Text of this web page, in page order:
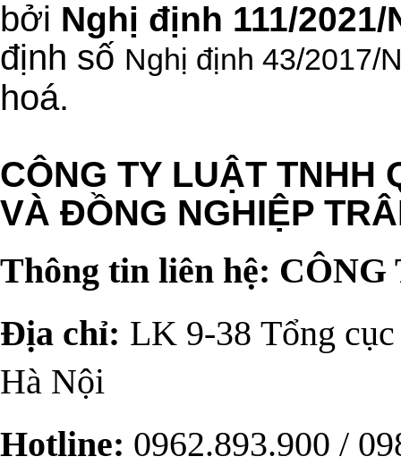
bởi Nghị định 111/2021/
định số Nghị định 43/2017/
hoá.
CÔNG TY LUẬT TNHH
VÀ ĐỒNG NGHIỆP
Thông tin liên hệ:
Địa chỉ: LK 9-38 Tổng
Hà Nội
Hotline: 0962.893.900 /